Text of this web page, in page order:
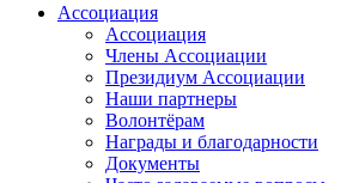
Ассоциация
Ассоциация
Члены Ассоциации
Президиум Ассоциации
Наши партнеры
Волонтёрам
Награды и благодарности
Документы